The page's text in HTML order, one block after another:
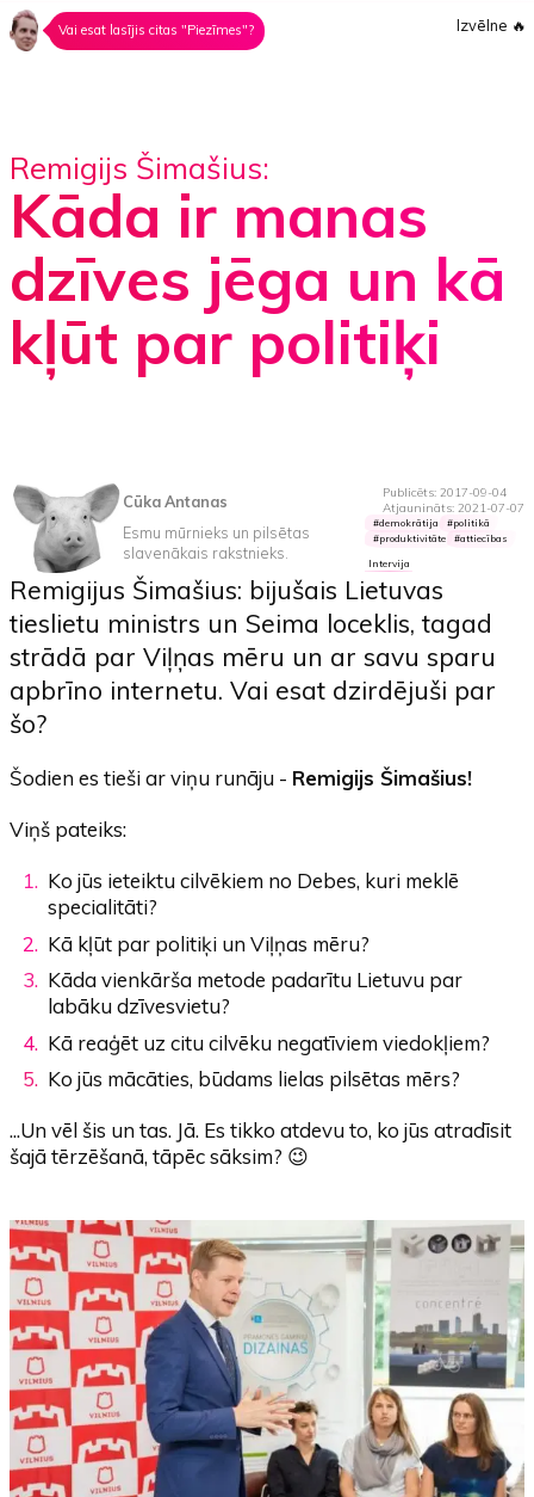
Vai esat lasījis citas "Piezīmes"? Izvēlne 🔥
Remigijs Šimašius:
Kāda ir manas
dzīves jēga un kā
kļūt par politiķi
Cūka Antanas
Esmu mūrnieks un pilsētas
slavenākais rakstnieks.
Publicēts: 2017-09-04
Atjaunināts: 2021-07-07
demokrātija
politikā
produktivitāte
attiecības
Intervija
Remigijus Šimašius: bijušais Lietuvas
tieslietu ministrs un Seima loceklis, tagad
strādā par Viļņas mēru un ar savu sparu
apbrīno internetu. Vai esat dzirdējuši par
šo?
Šodien es tieši ar viņu runāju - Remigijs Šimašius!
Viņš pateiks:
Ko jūs ieteiktu cilvēkiem no Debes, kuri meklē
specialitāti?
Kā kļūt par politiķi un Viļņas mēru?
Kāda vienkārša metode padarītu Lietuvu par
labāku dzīvesvietu?
Kā reaģēt uz citu cilvēku negatīviem viedokļiem?
Ko jūs mācāties, būdams lielas pilsētas mērs?
...Un vēl šis un tas. Jā. Es tikko atdevu to, ko jūs atradīsit
šajā tērzēšanā, tāpēc sāksim? 😉